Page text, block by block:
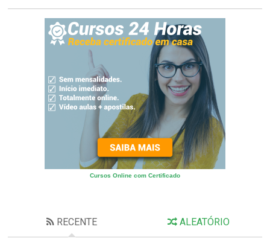
Cursos Online com Certificado
RECENTE ALEATÓRIO